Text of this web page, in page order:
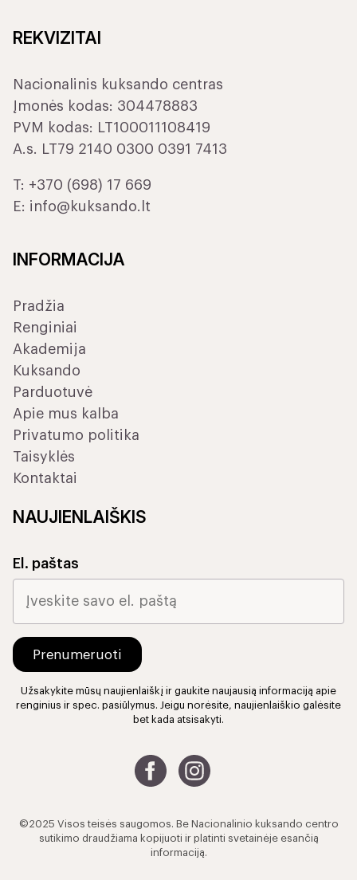
REKVIZITAI
Nacionalinis kuksando centras
Įmonės kodas: 304478883
PVM kodas: LT100011108419
A.s. LT79 2140 0300 0391 7413
T: +370 (698) 17 669
E: info@kuksando.lt
INFORMACIJA
Pradžia
Renginiai
Akademija
Kuksando
Parduotuvė
Apie mus kalba
Privatumo politika
Taisyklės
Kontaktai
NAUJIENLAIŠKIS
El. paštas
Užsakykite mūsų naujienlaiškį ir gaukite naujausią informaciją apie
renginius ir spec. pasiūlymus. Jeigu norėsite, naujienlaiškio galėsite
bet kada atsisakyti.
©2025 Visos teisės saugomos. Be Nacionalinio kuksando centro
sutikimo draudžiama kopijuoti ir platinti svetainėje esančią
informaciją.